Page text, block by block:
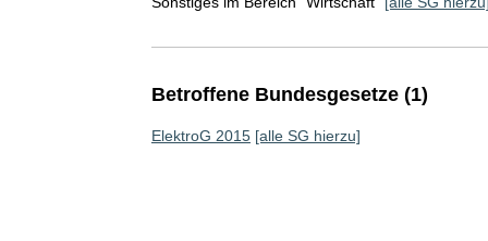
Betroffene Bundesgesetze (1)
ElektroG 2015 [alle SG hierzu]